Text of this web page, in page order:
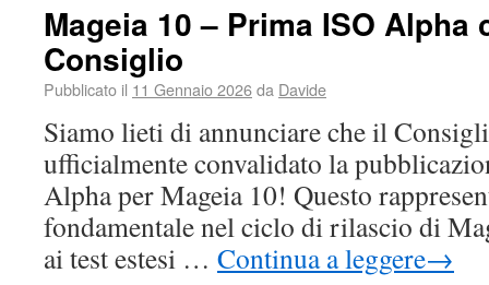
Mageia 10 – Prima ISO Alpha
Consiglio
Pubblicato il 11 Gennaio 2026da Davide
Siamo lieti di annunciare che il
ufficialmente convalidato la
Alpha per Mageia 10! Questo
fondamentale nel ciclo di rilascio di
ai test estesi … Continua a leggere→